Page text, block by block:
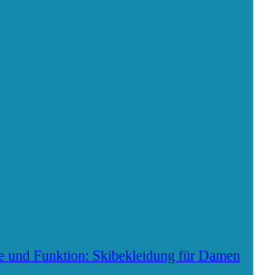
und Funktion: Skibekleidung für Damen